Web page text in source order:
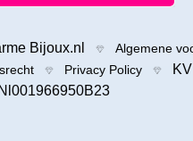
Bijoux.nl
Algemene
Privacy Policy